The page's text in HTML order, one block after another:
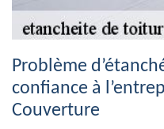
Problème
confiance à
Couverture